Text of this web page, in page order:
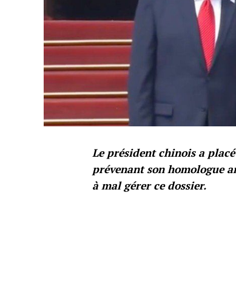
Le président chinois a
prévenant son homologue
à mal gérer ce dossier.